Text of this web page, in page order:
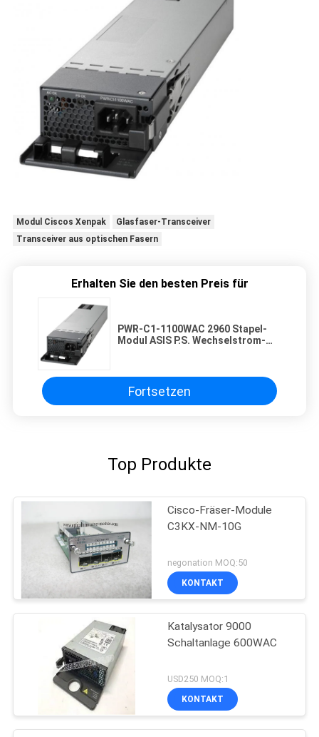
Modul Ciscos Xenpak
Glasfaser-Transceiver
Transceiver aus optischen Fasern
Erhalten Sie den besten Preis für
PWR-C1-1100WAC 2960 Stapel-
Modul ASIS P.S. Wechselstrom-
Fortsetzen
Top Produkte
Cisco-Fräser-Module
C3KX-NM-10G
negonation MOQ:50
KONTAKT
Katalysator 9000
Schaltanlage 600WAC
USD250 MOQ:1
KONTAKT